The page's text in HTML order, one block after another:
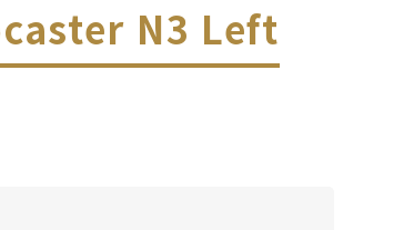
N3 Left